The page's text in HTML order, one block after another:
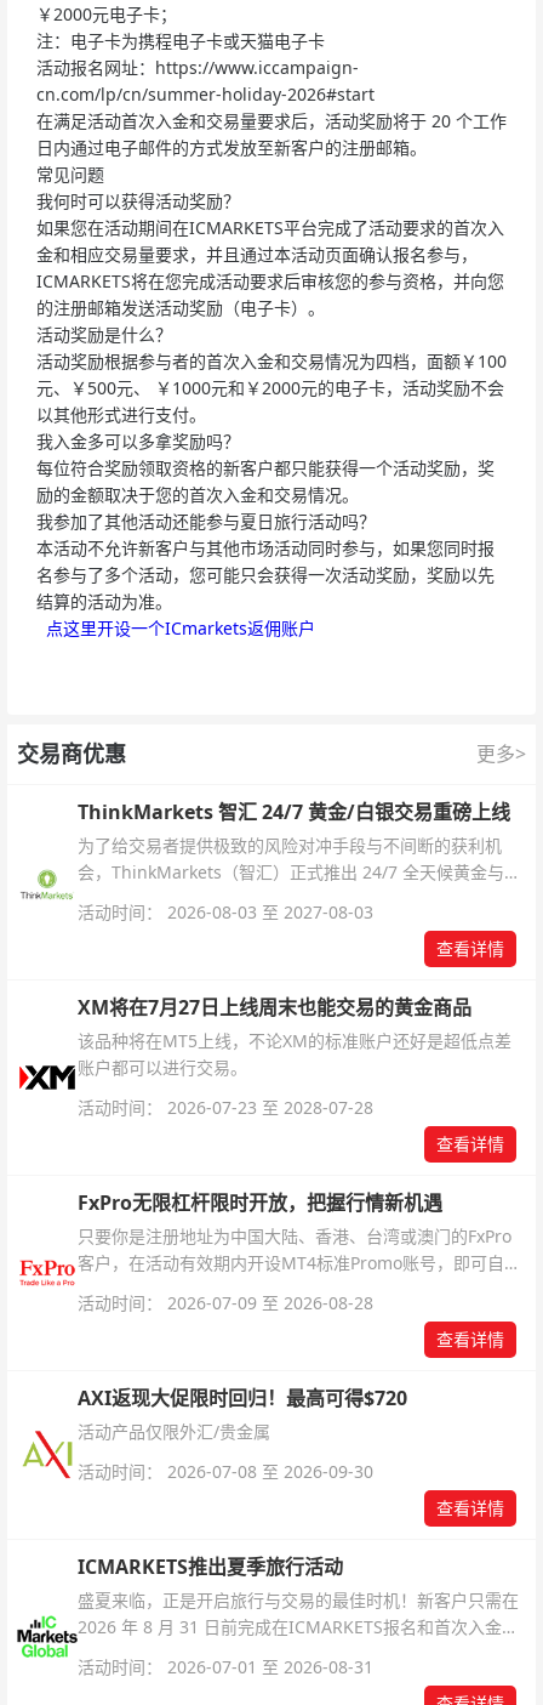
￥2000元电子卡；
注：电子卡为携程电子卡或天猫电子卡
活动报名网址：https://www.iccampaign-
cn.com/lp/cn/summer-holiday-2026#start
在满足活动首次入金和交易量要求后，活动奖励将于 20 个工作
日内通过电子邮件的方式发放至新客户的注册邮箱。
常见问题
我何时可以获得活动奖励？
如果您在活动期间在ICMARKETS平台完成了活动要求的首次入
金和相应交易量要求，并且通过本活动页面确认报名参与，
ICMARKETS将在您完成活动要求后审核您的参与资格，并向您
的注册邮箱发送活动奖励（电子卡）。
活动奖励是什么？
活动奖励根据参与者的首次入金和交易情况为四档，面额￥100
元、￥500元、 ￥1000元和￥2000元的电子卡，活动奖励不会
以其他形式进行支付。
我入金多可以多拿奖励吗？
每位符合奖励领取资格的新客户都只能获得一个活动奖励，奖
励的金额取决于您的首次入金和交易情况。
我参加了其他活动还能参与夏日旅行活动吗？
本活动不允许新客户与其他市场活动同时参与，如果您同时报
名参与了多个活动，您可能只会获得一次活动奖励，奖励以先
结算的活动为准。
点这里开设一个ICmarkets返佣账户
交易商优惠 更多>
ThinkMarkets 智汇 24/7 黄金/白银交易重磅上线
为了给交易者提供极致的风险对冲手段与不间断的获利机
会，ThinkMarkets（智汇）正式推出 24/7 全天候黄金与白
杆配置、支持软件及交易细则。
活动时间： 2026-08-03 至 2027-08-03
查看详情
XM将在7月27日上线周末也能交易的黄金商品
该品种将在MT5上线，不论XM的标准账户还好是超低点差
账户都可以进行交易。
活动时间： 2026-07-23 至 2028-07-28
查看详情
FxPro无限杠杆限时开放，把握行情新机遇
只要你是注册地址为中国大陆、香港、台湾或澳门的FxPro
客户，在活动有效期内开设MT4标准Promo账号，即可自动
活动时间： 2026-07-09 至 2026-08-28
查看详情
AXI返现大促限时回归！最高可得$720
活动产品仅限外汇/贵金属
活动时间： 2026-07-08 至 2026-09-30
查看详情
ICMARKETS推出夏季旅行活动
盛夏来临，正是开启旅行与交易的最佳时机！新客户只需在
2026 年 8 月 31 日前完成在ICMARKETS报名和首次入金即
活动时间： 2026-07-01 至 2026-08-31